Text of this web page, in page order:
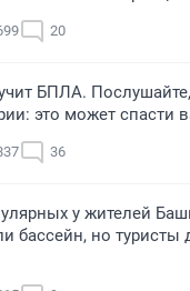
20
БПЛА.
это может спасти
36
у жителей
бассейн, но